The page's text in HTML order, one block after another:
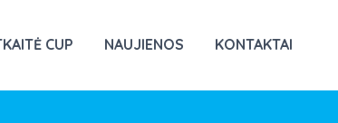
CUP NAUJIENOS KONTAKTAI